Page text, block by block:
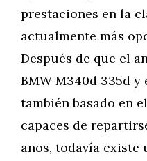
prestaciones en la
actualmente más
Después de que el
BMW M340d 335d y
también basado en
capaces de
años, todavía